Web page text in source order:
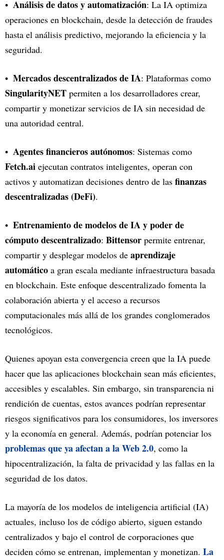
Análisis de datos y automatización: La IA optimiza
operaciones en blockchain, desde la detección de fraudes
hasta el análisis predictivo, mejorando la eficiencia y la
seguridad.
Mercados descentralizados de IA: Plataformas como
SingularityNET permiten a los desarrolladores crear,
compartir y monetizar servicios de IA sin necesidad de
una autoridad central.
Agentes financieros autónomos: Sistemas como
Fetch.ai ejecutan contratos inteligentes, operan con
activos y automatizan decisiones dentro de las finanzas
descentralizadas (DeFi).
Entrenamiento de modelos de IA y poder de
cómputo descentralizado: Bittensor permite entrenar,
compartir y desplegar modelos de aprendizaje
automático a gran escala mediante infraestructura basada
en blockchain. Este enfoque descentralizado fomenta la
colaboración abierta y el acceso a recursos
computacionales más allá de los grandes conglomerados
tecnológicos.
Quienes apoyan esta convergencia creen que la IA puede
hacer que las aplicaciones blockchain sean más eficientes,
accesibles y escalables. Sin embargo, sin transparencia ni
rendición de cuentas, estos avances podrían representar
riesgos significativos para los consumidores, los inversores
y la economía en general. Además, podrían potenciar los
problemas que ya afectan a la Web 2.0, como la
hipocentralización, la falta de privacidad y las fallas en la
seguridad de los datos.
La mayoría de los modelos de inteligencia artificial (IA)
actuales, incluso los de código abierto, siguen estando
centralizados y bajo el control de corporaciones que
deciden cómo se entrenan, implementan y monetizan. La